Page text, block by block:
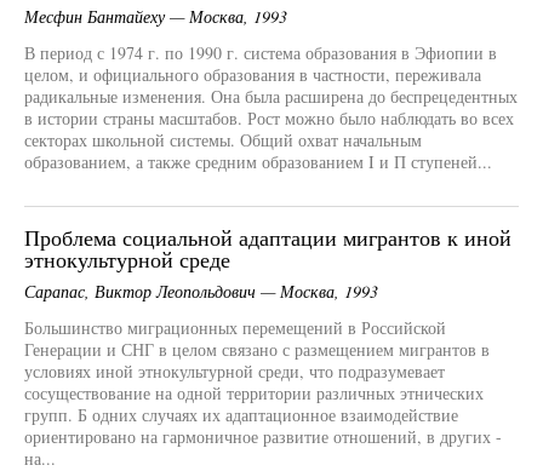
Месфин Бантайеху — Москва, 1993
В период с 1974 г. по 1990 г. система образования в Эфиопии в
целом, и официального образования в частности, переживала
радикальные изменения. Она была расширена до беспрецедентных
в истории страны масштабов. Рост можно было наблюдать во всех
секторах школьной системы. Общий охват начальным
образованием, а также средним образованием I и П ступеней...
Проблема социальной адаптации мигрантов к иной
этнокультурной среде
Сарапас, Виктор Леопольдович — Москва, 1993
Большинство миграционных перемещений в Российской
Генерации и СНГ в целом связано с размещением мигрантов в
условиях иной этнокультурной среди, что подразумевает
сосуществование на одной территории различных этнических
групп. Б одних случаях их адаптационное взаимодействие
ориентировано на гармоничное развитие отношений, в других -
на...